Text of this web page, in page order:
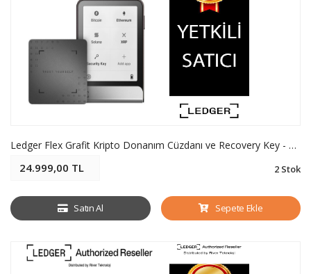
Ledger Flex Grafit Kripto Donanım Cüzdanı ve Recovery Key - Soğuk Cüzdan
24.999,00 TL 2 Stok
Satın Al Sepete Ekle